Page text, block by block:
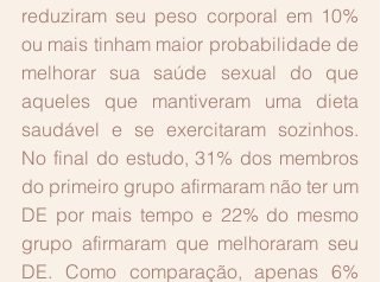
reduziram seu peso corporal em 10%
ou mais tinham maior probabilidade de
melhorar sua saúde sexual do que
aqueles que mantiveram uma dieta
saudável e se exercitaram sozinhos.
No final do estudo, 31% dos membros
do primeiro grupo afirmaram não ter um
DE por mais tempo e 22% do mesmo
grupo afirmaram que melhoraram seu
DE. Como comparação, apenas 6%